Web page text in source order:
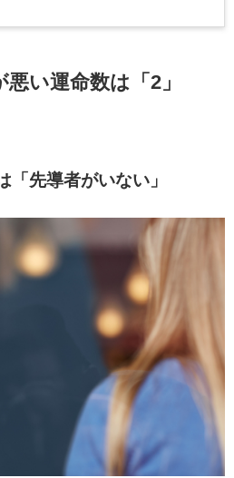
い運命数は「2」
「先導者がいない」